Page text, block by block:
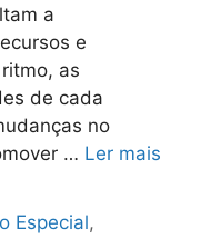
a
e
as
de cada
no
… Ler mais
Especial,